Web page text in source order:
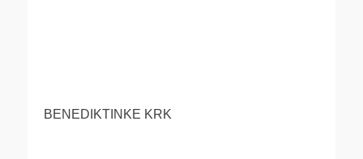
BENEDIKTINKE KRK